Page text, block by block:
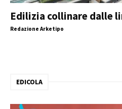
Edilizia collinare dalle
Redazione Arketipo
EDICOLA